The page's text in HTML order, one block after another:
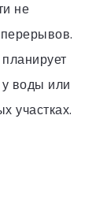
не
у воды или
участках.